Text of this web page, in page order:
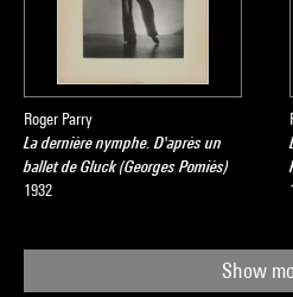
Roger Parry
La dernière nymphe. D'après un
ballet de Gluck (Georges Pomiès)
1932
Show